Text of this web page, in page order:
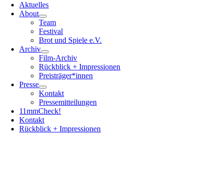
Aktuelles
About
Team
Festival
Brot und Spiele e.V.
Archiv
Film-Archiv
Rückblick + Impressionen
Preisträger*innen
Presse
Kontakt
Pressemitteilungen
11mmCheck!
Kontakt
Rückblick + Impressionen